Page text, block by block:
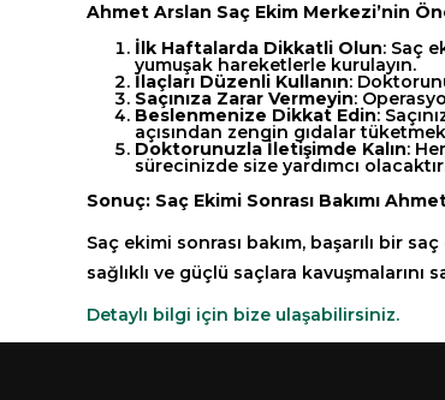
Ahmet Arslan Saç Ekim Merkezi’nin
İlk Haftalarda Dikkatli Olun: Saç
yumuşak hareketlerle kurulayın.
İlaçları Düzenli Kullanın:
Saçınıza Zarar Vermeyin:
Beslenmenize Dikkat Edin:
açısından zengin gıdalar
Doktorunuzla İletişimde Kalın:
sürecinizde size yardımcı
Sonuç: Saç Ekimi Sonrası Bakımı
Saç ekimi sonrası bakım, başarılı bir
sağlıklı ve güçlü saçlara kavuşmalarını
Detaylı bilgi için bize ulaşabilirsiniz.